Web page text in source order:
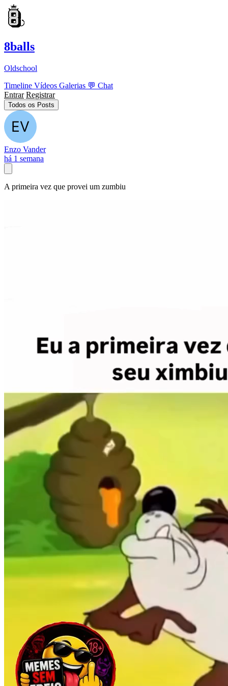
8balls
Oldschool
Timeline Vídeos Galerias 💬 Chat
Entrar Registrar
Todos os Posts
Enzo Vander
há 1 semana
A primeira vez que provei um zumbiu